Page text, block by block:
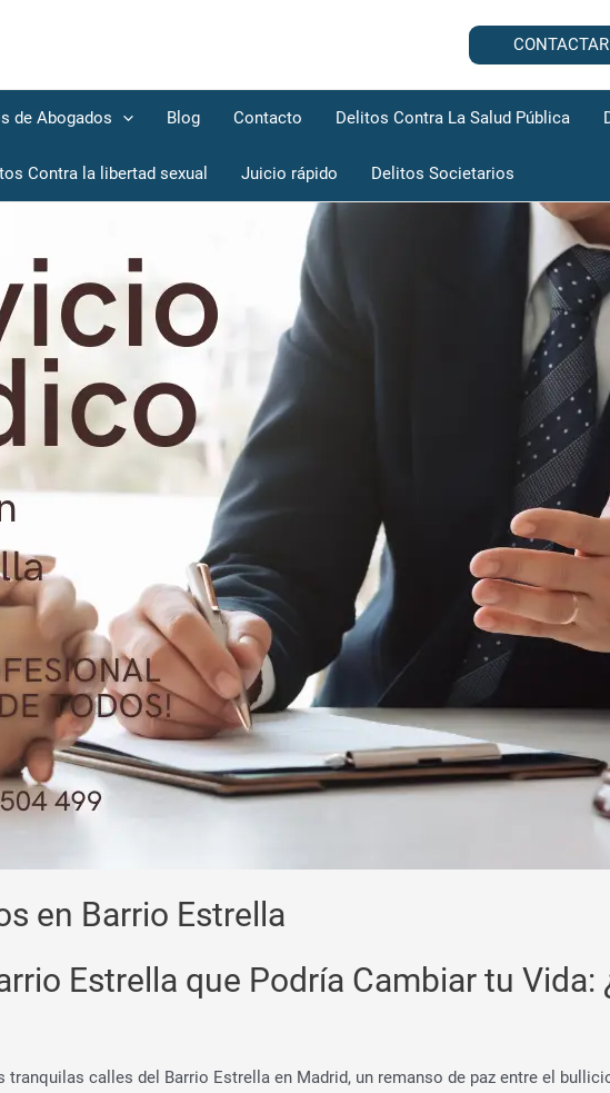
de Abogados Blog Contacto Delitos Contra La Salud Pública
Contra la libertad sexual Juicio rápido Delitos Societarios
en Barrio Estrella
Estrella que Podría Cambiar tu Vida:
tranquilas calles del Barrio Estrella en Madrid, un remanso de paz entre el